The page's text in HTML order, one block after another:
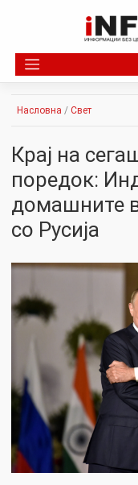
Насловна / Свет
Крај на
поредок:
домашните
со Русија